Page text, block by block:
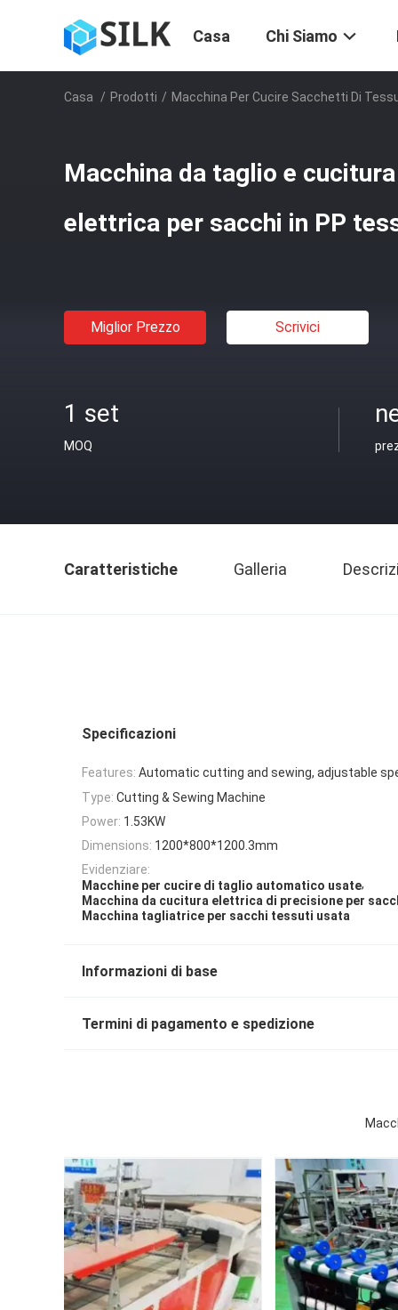
Casa Chi Siamo
Casa / Prodotti / Macchina Per Cucire Sacchetti Di
Macchina da taglio e
elettrica per sacchi in PP
Miglior Prezzo Scrivici
1 set
MOQ
Caratteristiche Galleria
Specificazioni
Features: Automatic cutting and sewing, adjustable
Type: Cutting & Sewing Machine
Power: 1.53KW
Dimensions: 1200*800*1200.3mm
Evidenziare:
Macchine per cucire di taglio automatico usate,
Macchina da cucitura elettrica di precisione per
Macchina tagliatrice per sacchi tessuti usata
Informazioni di base
Termini di pagamento e spedizione